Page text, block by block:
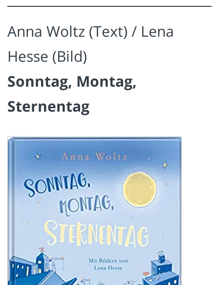
Anna Woltz (Text) / Lena
Hesse (Bild)
Sonntag, Montag,
Sternentag